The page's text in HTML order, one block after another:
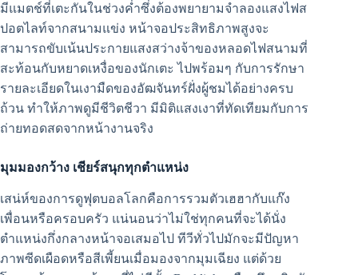
มีแมตช์ที่เตะกันในช่วงค่ำซึ่งต้องพยายามจำลองแสงไฟส
ปอตไลท์จากสนามแข่ง หน้าจอประสิทธิภาพสูงจะ
สามารถขับเน้นประกายแสงสว่างจ้าของหลอดไฟสนามที่
สะท้อนกับหยาดเหงื่อของนักเตะ ไปพร้อมๆ กับการรักษา
รายละเอียดในเงามืดของอัฒจันทร์ฝั่งผู้ชมได้อย่างครบ
ถ้วน ทำให้ภาพดูมีชีวิตชีวา มีมิติแสงเงาที่ทัดเทียมกับการ
ถ่ายทอดสดจากหน้างานจริง
มุมมองกว้าง เชียร์สนุกทุกตำแหน่ง
เสน่ห์ของการดูฟุตบอลโลกคือการรวมตัวเฮฮากับแก๊ง
เพื่อนหรือครอบครัว แน่นอนว่าไม่ใช่ทุกคนที่จะได้นั่ง
ตำแหน่งกึ่งกลางหน้าจอเสมอไป ทีวีทั่วไปมักจะมีปัญหา
ภาพซีดเผือดหรือสีเพี้ยนเมื่อมองจากมุมเฉียง แต่ด้วย